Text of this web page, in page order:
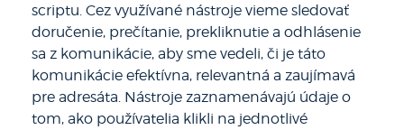
scriptu. Cez využívané nástroje vieme sledovať
doručenie, prečítanie, prekliknutie a odhlásenie
sa z komunikácie, aby sme vedeli, či je táto
komunikácie efektívna, relevantná a zaujímavá
pre adresáta. Nástroje zaznamenávajú údaje o
tom, ako používatelia klikli na jednotlivé